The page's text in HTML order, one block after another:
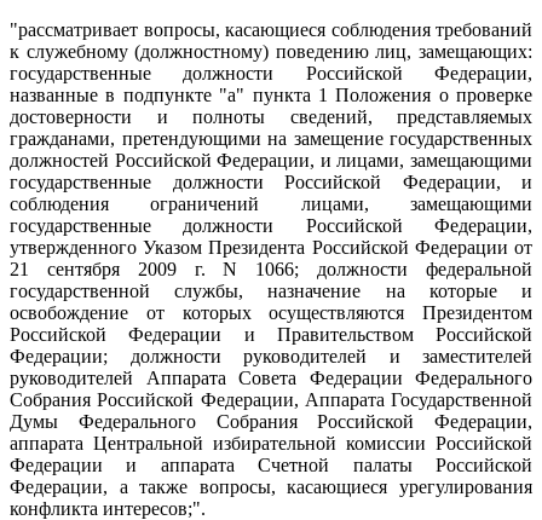
"рассматривает вопросы, касающиеся соблюдения требований
к служебному (должностному) поведению лиц, замещающих:
государственные должности Российской Федерации,
названные в подпункте "а" пункта 1 Положения о проверке
достоверности и полноты сведений, представляемых
гражданами, претендующими на замещение государственных
должностей Российской Федерации, и лицами, замещающими
государственные должности Российской Федерации, и
соблюдения ограничений лицами, замещающими
государственные должности Российской Федерации,
утвержденного Указом Президента Российской Федерации от
21 сентября 2009 г. N 1066; должности федеральной
государственной службы, назначение на которые и
освобождение от которых осуществляются Президентом
Российской Федерации и Правительством Российской
Федерации; должности руководителей и заместителей
руководителей Аппарата Совета Федерации Федерального
Собрания Российской Федерации, Аппарата Государственной
Думы Федерального Собрания Российской Федерации,
аппарата Центральной избирательной комиссии Российской
Федерации и аппарата Счетной палаты Российской
Федерации, а также вопросы, касающиеся урегулирования
конфликта интересов;".